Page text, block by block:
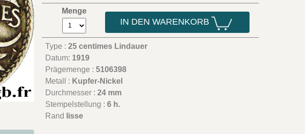
Menge
IN DEN WARENKORB
Type :25 centimes Lindauer
Datum: 1919
Prägemenge :5106398
Metall : Kupfer-Nickel
Durchmesser :24 mm
Stempelstellung :6 h.
Rand
lisse